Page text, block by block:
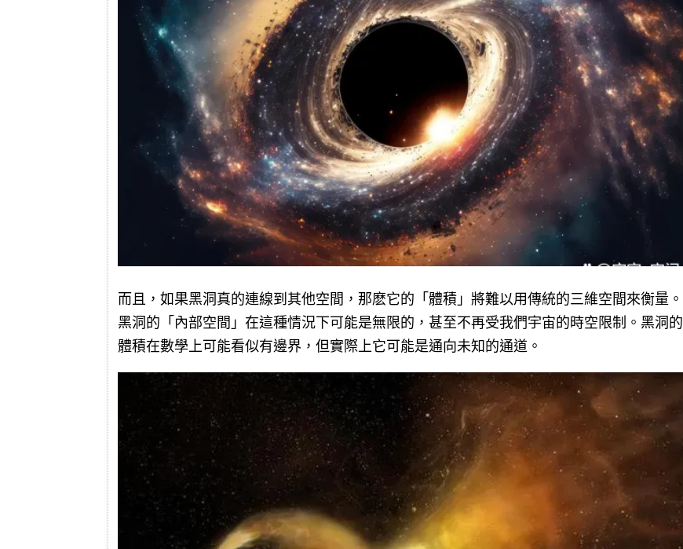
而且，如果黑洞真的連線到其他空間，那麽它的「體積」將難以用傳統的三維空間來衡量。
黑洞的「內部空間」在這種情況下可能是無限的，甚至不再受我們宇宙的時空限制。黑洞的
體積在數學上可能看似有邊界，但實際上它可能是通向未知的通道。